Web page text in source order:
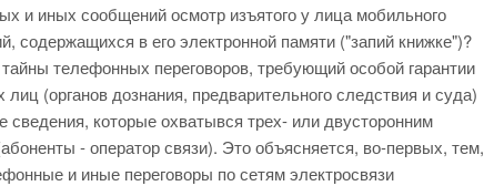
и иных сообщений осмотр изъятого у лица мобильного
содержащихся в его электронной памяти ("запий книжке")?
телефонных переговоров, требующий особой гарантии
(органов дознания, предварительного следствия и суда)
которые охватывся трех- или двусторонним
- оператор связи). Это объясняется, во-первых, тем,
и иные переговоры по сетям электросвязи